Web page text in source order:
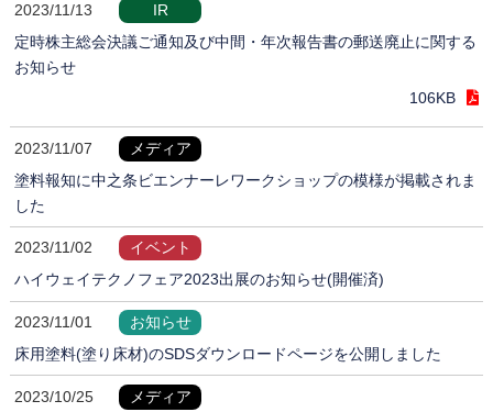
2023/11/13
IR
定時株主総会決議ご通知及び中間・年次報告書の郵送廃止に関する
お知らせ
106KB
2023/11/07
メディア
塗料報知に中之条ビエンナーレワークショップの模様が掲載されま
した
2023/11/02
イベント
ハイウェイテクノフェア2023出展のお知らせ(開催済)
2023/11/01
お知らせ
床用塗料(塗り床材)のSDSダウンロードページを公開しました
2023/10/25
メディア